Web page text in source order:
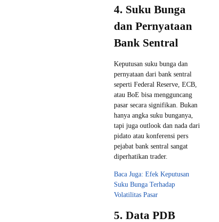
4. Suku Bunga
dan Pernyataan
Bank Sentral
Keputusan suku bunga dan
pernyataan dari bank sentral
seperti Federal Reserve, ECB,
atau BoE bisa mengguncang
pasar secara signifikan. Bukan
hanya angka suku bunganya,
tapi juga outlook dan nada dari
pidato atau konferensi pers
pejabat bank sentral sangat
diperhatikan trader.
Baca Juga: Efek Keputusan
Suku Bunga Terhadap
Volatilitas Pasar
5. Data PDB